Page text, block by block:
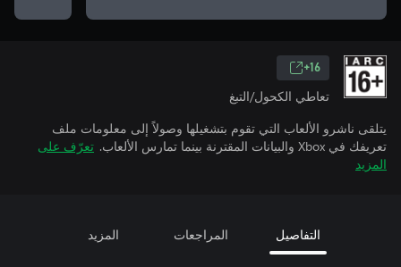
16+
تعاطي الكحول/التبغ
يتلقى ناشرو الألعاب التي تقوم بتشغيلها وصولاً إلى معلومات ملف
تعريفك في Xbox والبيانات المقترنة بينما تمارس الألعاب.
تعرّف على
المزيد
التفاصيل المراجعات المزيد